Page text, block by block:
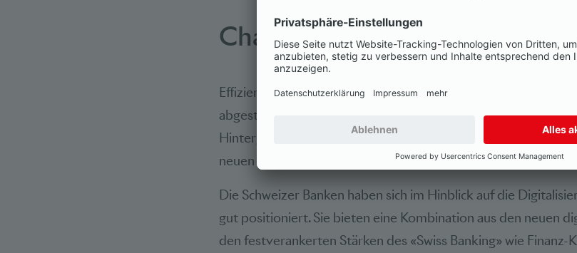
Chancen packen
Effizienzsteigerung und innovative Produktangebote, die auf
abgestimmt sind, stellen eine Chance für die Schweizer
Hintergrund sinkender Margen und dem zunehmenden
neuen Anbietern von Finanzdienstleistungen.
Die Schweizer Banken haben sich im Hinblick auf die
gut positioniert. Sie bieten eine Kombination aus den neuen
den festverankerten Stärken des «Swiss Banking» wie